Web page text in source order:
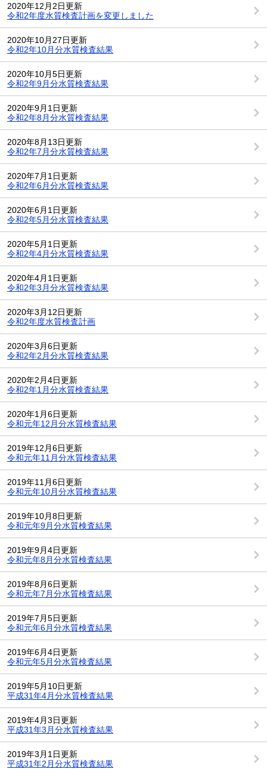
2020年12月2日更新
令和2年度水質検査計画を変更しました
2020年10月27日更新
令和2年10月分水質検査結果
2020年10月5日更新
令和2年9月分水質検査結果
2020年9月1日更新
令和2年8月分水質検査結果
2020年8月13日更新
令和2年7月分水質検査結果
2020年7月1日更新
令和2年6月分水質検査結果
2020年6月1日更新
令和2年5月分水質検査結果
2020年5月1日更新
令和2年4月分水質検査結果
2020年4月1日更新
令和2年3月分水質検査結果
2020年3月12日更新
令和2年度水質検査計画
2020年3月6日更新
令和2年2月分水質検査結果
2020年2月4日更新
令和2年1月分水質検査結果
2020年1月6日更新
令和元年12月分水質検査結果
2019年12月6日更新
令和元年11月分水質検査結果
2019年11月6日更新
令和元年10月分水質検査結果
2019年10月8日更新
令和元年9月分水質検査結果
2019年9月4日更新
令和元年8月分水質検査結果
2019年8月6日更新
令和元年7月分水質検査結果
2019年7月5日更新
令和元年6月分水質検査結果
2019年6月4日更新
令和元年5月分水質検査結果
2019年5月10日更新
平成31年4月分水質検査結果
2019年4月3日更新
平成31年3月分水質検査結果
2019年3月1日更新
平成31年2月分水質検査結果